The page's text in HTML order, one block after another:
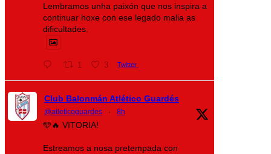
Lembramos unha paixón que nos inspira a
continuar hoxe con ese legado malia as
dificultades.
1 3 Twitter
Club Balonmán Atlético Guardés
@atleticoguardes · 8h
🩵🔥 VITORIA!
Estreamos a nosa pretempada con